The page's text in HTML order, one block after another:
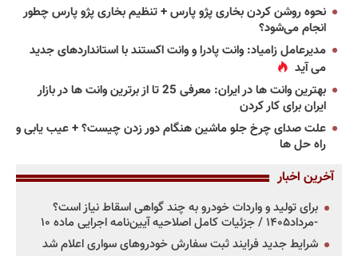
نحوه روشن کردن بخاری پژو پارس + تنظیم بخاری پژو پارس چطور
انجام می‌شود؟
مدیرعامل زامیاد: وانت پادرا و وانت اکستند با استانداردهای جدید
می آید
بهترین وانت ها در ایران: معرفی 25 تا از برترین وانت ها در بازار
ایران برای کار کردن
علت صدای چرخ جلو ماشین هنگام دور زدن چیست؟ + عیب یابی و
راه حل ها
آخرین اخبار
برای تولید و واردات خودرو به چند گواهی اسقاط نیاز است؟
-مرداد۱۴۰۵ / جزئیات کامل اصلاحیه آیین‌نامه اجرایی ماده ۱۰
شرایط جدید فرایند ثبت سفارش خودروهای سواری اعلام شد